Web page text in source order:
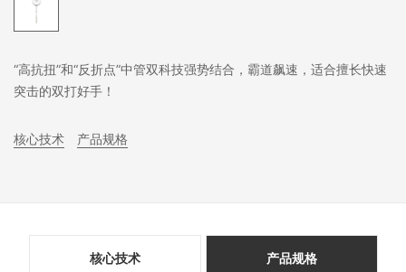
“高抗扭”和“反折点”中管双科技强势结合，霸道飙速，适合擅长快速
突击的双打好手！
核心技术 产品规格
核心技术 产品规格